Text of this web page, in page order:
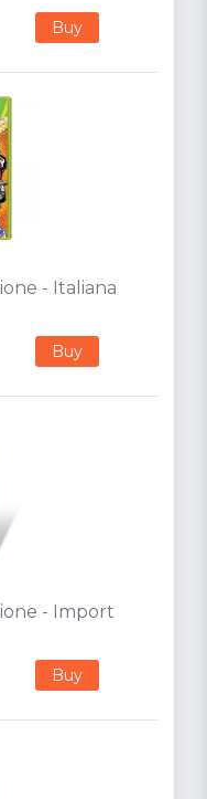
Buy
- Italiana
Buy
- Import
Buy